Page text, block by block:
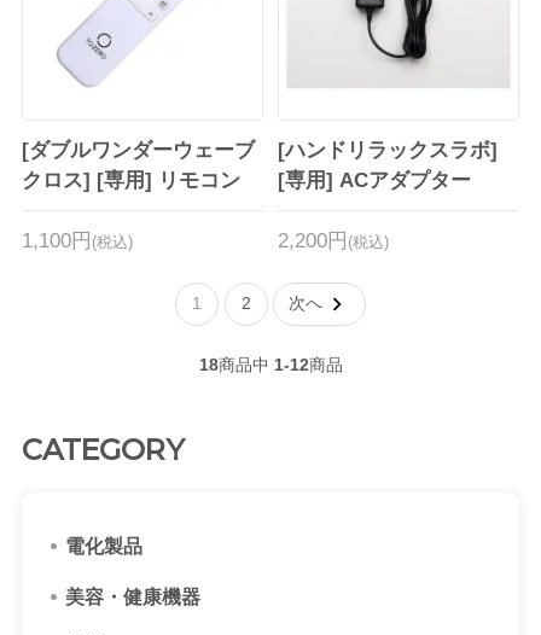
[ダブルワンダーウェーブ
クロス] [専用] リモコン
1,100円 (税込)
[ハンドリラックスラボ]
[専用] ACアダプター
2,200円 (税込)
1 2 次へ
18商品中 1-12商品
CATEGORY
電化製品
美容・健康機器